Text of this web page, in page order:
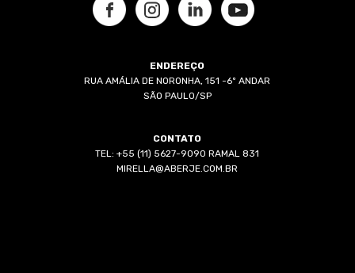
ENDEREÇO
RUA AMÁLIA DE NORONHA, 151 -6º ANDAR
SÃO PAULO/SP
CONTATO
TEL: +55 (11) 5627-9090 RAMAL 831
MIRELLA@ABERJE.COM.BR